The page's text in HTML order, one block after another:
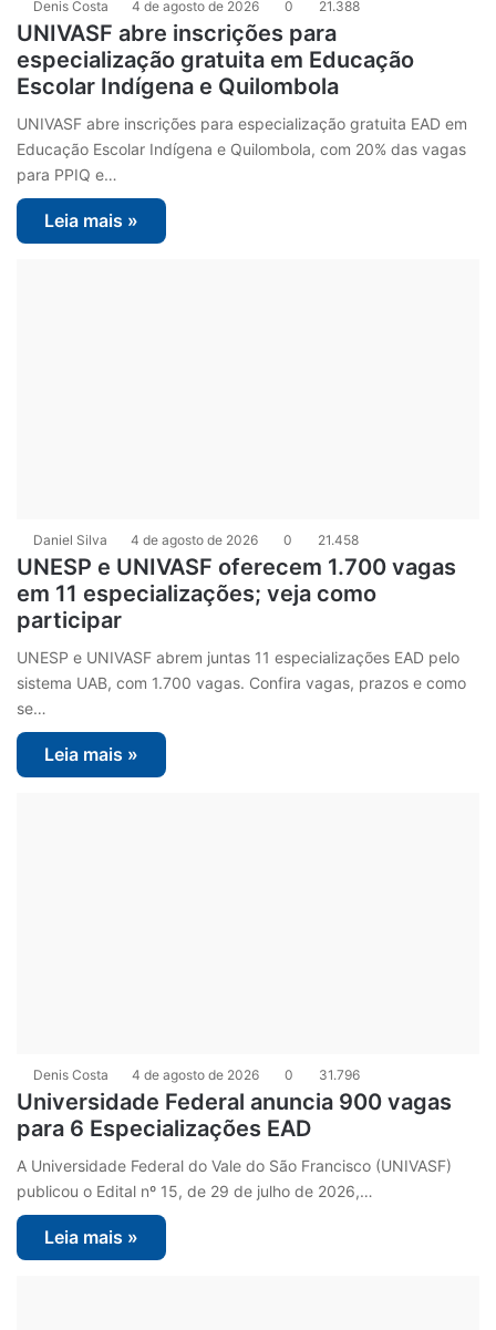
Denis Costa 4 de agosto de 2026 0 21.388
UNIVASF abre inscrições para
especialização gratuita em Educação
Escolar Indígena e Quilombola
UNIVASF abre inscrições para especialização gratuita EAD em
Educação Escolar Indígena e Quilombola, com 20% das vagas
para PPIQ e…
Leia mais »
Daniel Silva 4 de agosto de 2026 0 21.458
UNESP e UNIVASF oferecem 1.700 vagas
em 11 especializações; veja como
participar
UNESP e UNIVASF abrem juntas 11 especializações EAD pelo
sistema UAB, com 1.700 vagas. Confira vagas, prazos e como
se…
Leia mais »
Denis Costa 4 de agosto de 2026 0 31.796
Universidade Federal anuncia 900 vagas
para 6 Especializações EAD
A Universidade Federal do Vale do São Francisco (UNIVASF)
publicou o Edital nº 15, de 29 de julho de 2026,…
Leia mais »